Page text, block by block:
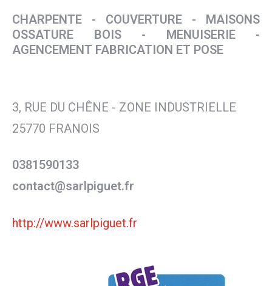
CHARPENTE - COUVERTURE - MAISONS
OSSATURE BOIS - MENUISERIE -
AGENCEMENT FABRICATION ET POSE
3, RUE DU CHÊNE - ZONE INDUSTRIELLE
25770 FRANOIS
0381590133
contact@sarlpiguet.fr
http://www.sarlpiguet.fr